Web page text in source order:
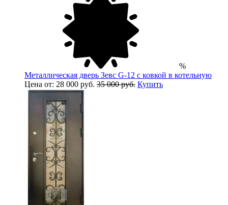
%
Металлическая дверь Зевс G-12 с ковкой в котельную
Цена от: 28 000 руб. 35 000 руб. Купить